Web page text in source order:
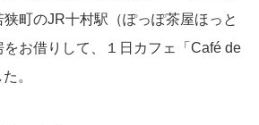
町のJR十村駅（ぽっぽ茶屋ほっと
お借りして、１日カフェ「Café de
。